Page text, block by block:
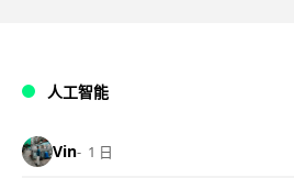
人工智能
Vin 1 日